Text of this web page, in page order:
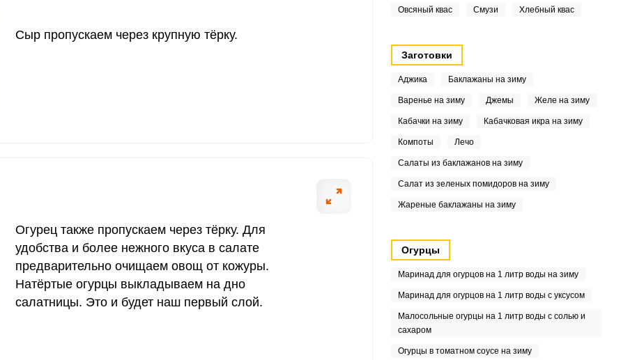
4000 мкг 0.4
12 мг 9
Сыр пропускаем через крупную тёрку.
Огурец также пропускаем через тёрку. Для
удобства и более нежного вкуса в салате
предварительно очищаем овощ от кожуры.
Натёртые огурцы выкладываем на дно
салатницы. Это и будет наш первый слой.
Овсяный квас Смузи Хлебный квас
Заготовки
Аджика Баклажаны на зиму
Варенье на зиму Джемы Желе на зиму
Кабачки на зиму Кабачковая икра на зиму
Компоты Лечо
Салаты из баклажанов на зиму
Салат из зеленых помидоров на зиму
Жареные баклажаны на зиму
Огурцы
Маринад для огурцов на 1 литр воды на зиму
Маринад для огурцов на 1 литр воды с уксусом
Малосольные огурцы на 1 литр воды с солью и
сахаром
Огурцы в томатном соусе на зиму